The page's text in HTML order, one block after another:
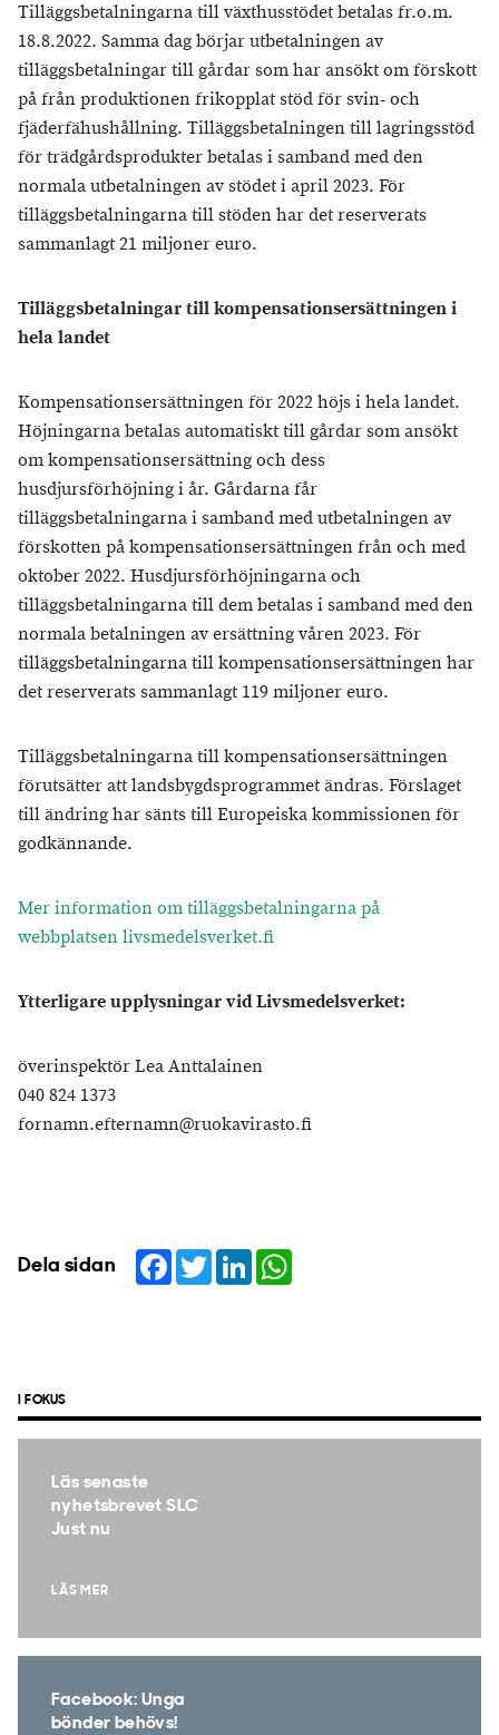
Tilläggsbetalningarna till växthusstödet betalas fr.o.m.
18.8.2022. Samma dag börjar utbetalningen av
tilläggsbetalningar till gårdar som har ansökt om förskott
på från produktionen frikopplat stöd för svin- och
fjäderfähushållning. Tilläggsbetalningen till lagringsstöd
för trädgårdsprodukter betalas i samband med den
normala utbetalningen av stödet i april 2023. För
tilläggsbetalningarna till stöden har det reserverats
sammanlagt 21 miljoner euro.
Tilläggsbetalningar till kompensationsersättningen i
hela landet
Kompensationsersättningen för 2022 höjs i hela landet.
Höjningarna betalas automatiskt till gårdar som ansökt
om kompensationsersättning och dess
husdjursförhöjning i år. Gårdarna får
tilläggsbetalningarna i samband med utbetalningen av
förskotten på kompensationsersättningen från och med
oktober 2022. Husdjursförhöjningarna och
tilläggsbetalningarna till dem betalas i samband med den
normala betalningen av ersättning våren 2023. För
tilläggsbetalningarna till kompensationsersättningen har
det reserverats sammanlagt 119 miljoner euro.
Tilläggsbetalningarna till kompensationsersättningen
förutsätter att landsbygdsprogrammet ändras. Förslaget
till ändring har sänts till Europeiska kommissionen för
godkännande.
Mer information om tilläggsbetalningarna på
webbplatsen livsmedelsverket.fi
Ytterligare upplysningar vid Livsmedelsverket:
överinspektör Lea Anttalainen
040 824 1373
fornamn.efternamn@ruokavirasto.fi
Dela sidan Facebook
TwitterLinkedIn
I FOKUS
Läs senaste
nyhetsbrevet SLC
Just nu
LÄS MER
Facebook: Unga
bönder behövs!